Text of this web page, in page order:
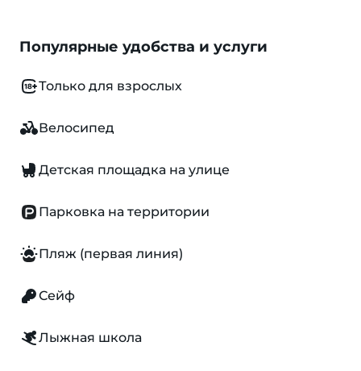
Популярные удобства и услуги
Только для взрослых
Велосипед
Детская площадка на улице
Парковка на территории
Пляж (первая линия)
Сейф
Лыжная школа